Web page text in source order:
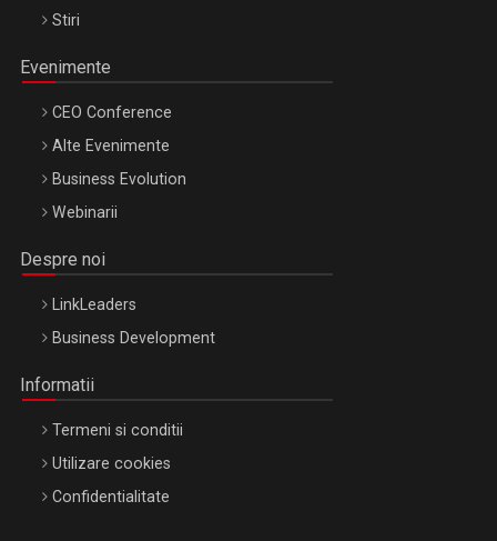
Stiri
Evenimente
CEO Conference
Alte Evenimente
Business Evolution
Webinarii
Despre noi
LinkLeaders
Business Development
Informatii
Termeni si conditii
Utilizare cookies
Confidentialitate